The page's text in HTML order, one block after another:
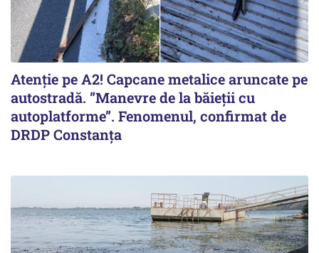
Atenție pe A2! Capcane metalice aruncate pe
autostradă. ”Manevre de la băieții cu
autoplatforme”. Fenomenul, confirmat de
DRDP Constanța